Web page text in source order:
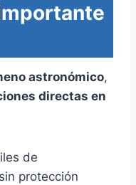
astronómico,
directas en
de
protección